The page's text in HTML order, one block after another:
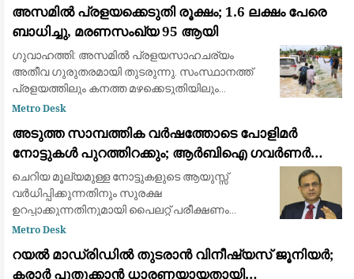
മറയ്ക
അസമിൽ പ്രളയക്കെടുതി രൂക്ഷം; 1.6 ലക്ഷം പേരെ
ബാധിച്ചു, മരണസംഖ്യ 95 ആയി
ഗുവാഹത്തി: അസമിൽ പ്രളയസാഹചര്യം
അതീവ ഗുരുതരമായി തുടരുന്നു. സംസ്ഥാനത്ത്
പ്രളയത്തിലും കനത്ത മഴക്കെടുതിയിലും
മരിച്ചവരുടെ എണ്ണം 95 ആയി ഉയർന്നു. 14
ആളുകളെയാണ് വെള്
Metro Desk
അടുത്ത സാമ്പത്തിക വർഷത്തോടെ പോളിമർ
നോട്ടുകൾ പുറത്തിറക്കും; ആർബിഐ ഗവർണർ
സഞ്ജയ് മൽഹോത്ര
ചെറിയ മൂല്യമുള്ള നോട്ടുകളുടെ ആയുസ്സ്
വർധിപ്പിക്കുന്നതിനും സുരക്ഷ
ഉറപ്പാക്കുന്നതിനുമായി പൈലറ്റ് പരീക്ഷണം
പുരോഗമിക്കുന്നു.
Metro Desk
റയൽ മാഡ്രിഡിൽ തുടരാൻ വിനീഷ്യസ് ജൂനിയർ;
കരാർ പുതുക്കാൻ ധാരണയായതായി